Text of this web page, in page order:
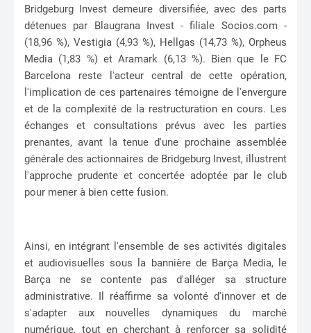
Bridgeburg Invest demeure diversifiée, avec des parts
détenues par Blaugrana Invest - filiale Socios.com -
(18,96 %), Vestigia (4,93 %), Hellgas (14,73 %), Orpheus
Media (1,83 %) et Aramark (6,13 %). Bien que le FC
Barcelona reste l'acteur central de cette opération,
l'implication de ces partenaires témoigne de l'envergure
et de la complexité de la restructuration en cours. Les
échanges et consultations prévus avec les parties
prenantes, avant la tenue d'une prochaine assemblée
générale des actionnaires de Bridgeburg Invest, illustrent
l'approche prudente et concertée adoptée par le club
pour mener à bien cette fusion.
Ainsi, en intégrant l'ensemble de ses activités digitales
et audiovisuelles sous la bannière de Barça Media, le
Barça ne se contente pas d'alléger sa structure
administrative. Il réaffirme sa volonté d'innover et de
s'adapter aux nouvelles dynamiques du marché
numérique, tout en cherchant à renforcer sa solidité